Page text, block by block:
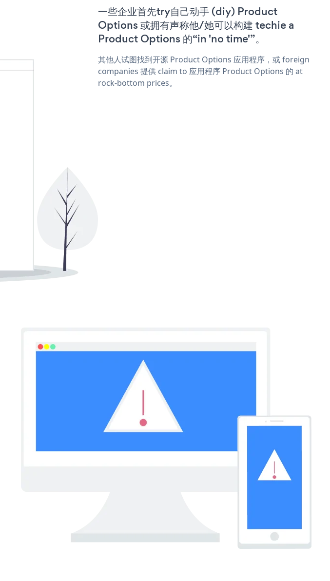
一些企业首先try自己动手 (diy) Product
Options 或拥有声称他/她可以构建 techie a
Product Options 的“in 'no time'”。
其他人试图找到开源 Product Options 应用程序，或 foreign
companies 提供 claim to 应用程序 Product Options 的 at
rock-bottom prices。